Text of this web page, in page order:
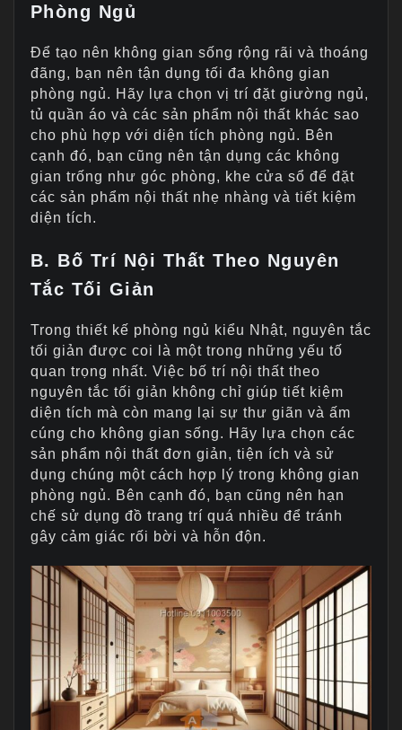
Phòng Ngủ
Để tạo nên không gian sống rộng rãi và thoáng
đãng, bạn nên tận dụng tối đa không gian
phòng ngủ. Hãy lựa chọn vị trí đặt giường ngủ,
tủ quần áo và các sản phẩm nội thất khác sao
cho phù hợp với diện tích phòng ngủ. Bên
cạnh đó, bạn cũng nên tận dụng các không
gian trống như góc phòng, khe cửa sổ để đặt
các sản phẩm nội thất nhẹ nhàng và tiết kiệm
diện tích.
B. Bố Trí Nội Thất Theo Nguyên
Tắc Tối Giản
Trong thiết kế phòng ngủ kiểu Nhật, nguyên tắc
tối giản được coi là một trong những yếu tố
quan trọng nhất. Việc bố trí nội thất theo
nguyên tắc tối giản không chỉ giúp tiết kiệm
diện tích mà còn mang lại sự thư giãn và ấm
cúng cho không gian sống. Hãy lựa chọn các
sản phẩm nội thất đơn giản, tiện ích và sử
dụng chúng một cách hợp lý trong không gian
phòng ngủ. Bên cạnh đó, bạn cũng nên hạn
chế sử dụng đồ trang trí quá nhiều để tránh
gây cảm giác rối bời và hỗn độn.